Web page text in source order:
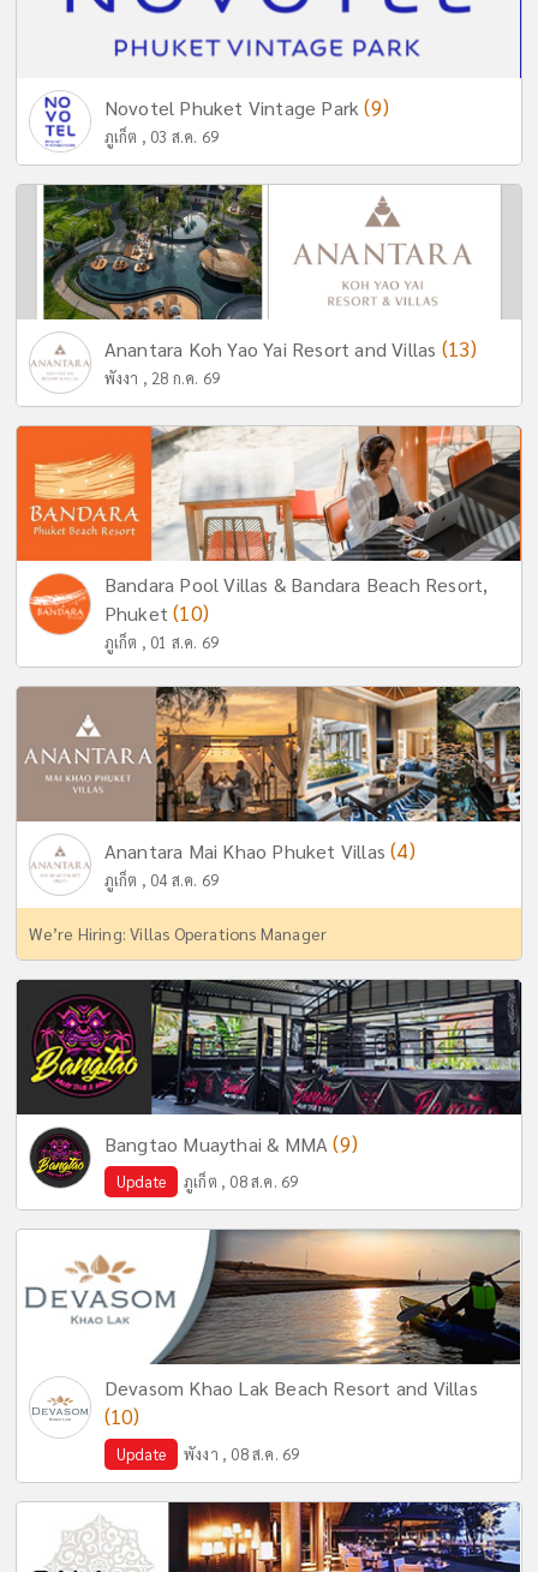
Novotel Phuket Vintage Park(9)
ภูเก็ต , 03 ส.ค. 69
Anantara Koh Yao Yai Resort and Villas (13)
พังงา , 28 ก.ค. 69
Bandara Pool Villas & Bandara Beach Resort,
Phuket(10)
ภูเก็ต , 01 ส.ค. 69
Anantara Mai Khao Phuket Villas(4)
ภูเก็ต , 04 ส.ค. 69
We’re Hiring: Villas Operations Manager
Bangtao Muaythai & MMA(9)
Update ภูเก็ต , 08 ส.ค. 69
Devasom Khao Lak Beach Resort and Villas
(10)
Update พังงา , 08 ส.ค. 69